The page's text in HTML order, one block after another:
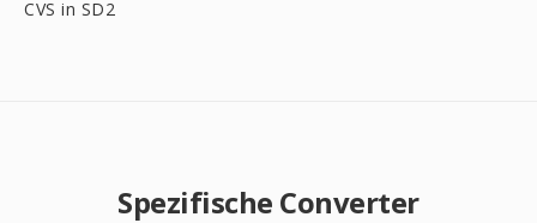
CVS in SD2
Spezifische Converter